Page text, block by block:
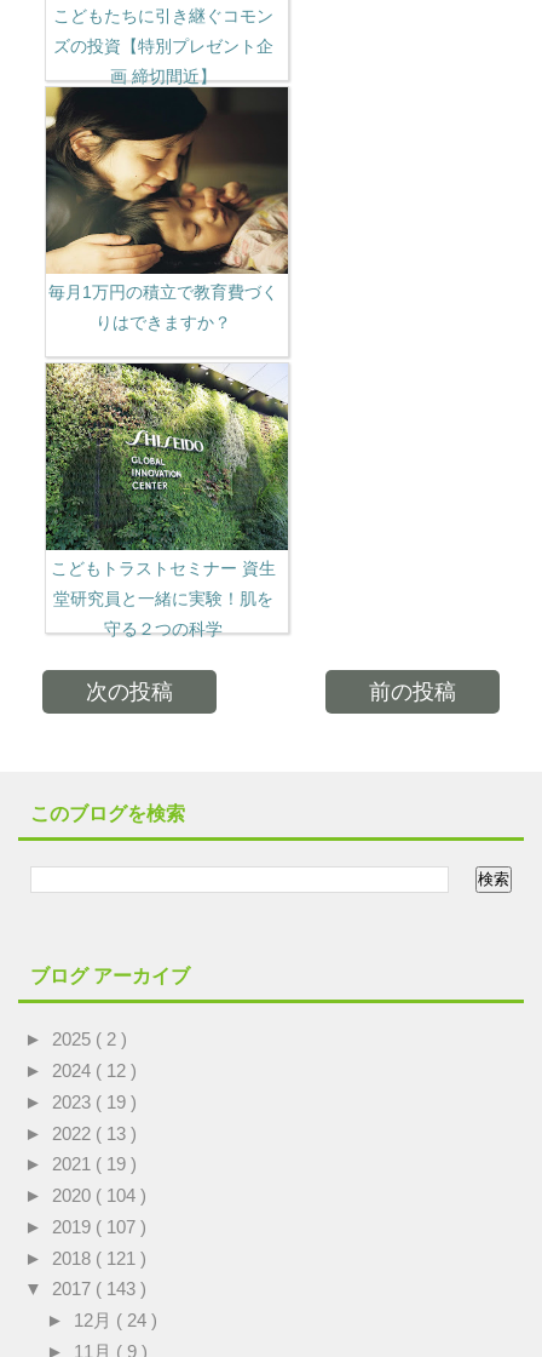
こどもたちに引き継ぐコモン
ズの投資【特別プレゼント企
画 締切間近】
毎月1万円の積立で教育費づく
りはできますか？
こどもトラストセミナー 資生
堂研究員と一緒に実験！肌を
守る２つの科学
次の投稿 前の投稿
このブログを検索
ブログ アーカイブ
► 2025 ( 2 )
► 2024 ( 12 )
► 2023 ( 19 )
► 2022 ( 13 )
► 2021 ( 19 )
► 2020 ( 104 )
► 2019 ( 107 )
► 2018 ( 121 )
▼ 2017 ( 143 )
► 12月 ( 24 )
► 11月 ( 9 )